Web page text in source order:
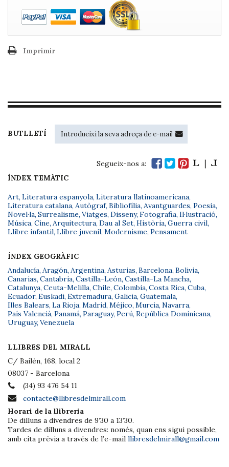
Imprimir
BUTLLETÍ
Segueix-nos a:
ÍNDEX TEMÀTIC
Art, Literatura espanyola, Literatura llatinoamericana,
Literatura catalana, Autògraf, Bibliofília, Avantguardes, Poesia,
Novel·la, Surrealisme, Viatges, Disseny, Fotografia, Il·lustració,
Música, Cine, Arquitectura, Dau al Set, Història, Guerra civil,
Llibre infantil, Llibre juvenil, Modernisme, Pensament
ÍNDEX GEOGRÀFIC
Andalucía, Aragón, Argentina, Asturias, Barcelona, Bolivia,
Canarias, Cantabria, Castilla-León, Castilla-La Mancha,
Catalunya, Ceuta-Melilla, Chile, Colombia, Costa Rica, Cuba,
Ecuador, Euskadi, Extremadura, Galicia, Guatemala,
Illes Balears, La Rioja, Madrid, Méjico, Murcia, Navarra,
País Valencià, Panamá, Paraguay, Perú, República Dominicana,
Uruguay, Venezuela
LLIBRES DEL MIRALL
C/ Bailèn, 168, local 2
08037 - Barcelona
(34) 93 476 54 11
contacte@llibresdelmirall.com
Horari de la llibreria
De dilluns a divendres de 9’30 a 13’30.
Tardes de dilluns a divendres: només, quan ens sigui possible,
amb cita prèvia a través de l’e-mail llibresdelmirall@gmail.com